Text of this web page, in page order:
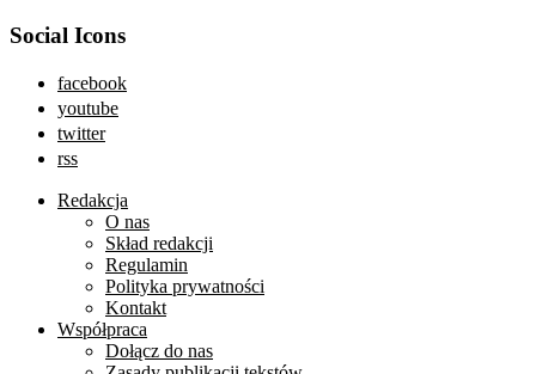
Social Icons
facebook
youtube
twitter
rss
Redakcja
O nas
Skład redakcji
Regulamin
Polityka prywatności
Kontakt
Współpraca
Dołącz do nas